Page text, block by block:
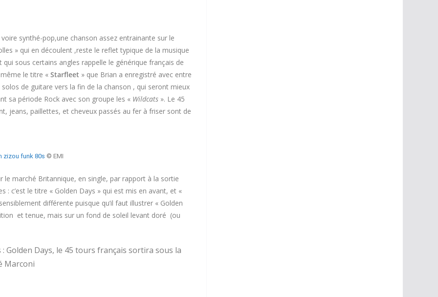
synthé-pop,une chanson assez entrainante sur le
» qui en découlent ,reste le reflet typique de la musique
sous certains angles rappelle le générique français de
le titre « Starfleet » que Brian a enregistré avec entre
de guitare vers la fin de la chanson , qui seront mieux
sa période Rock avec son groupe les « Wildcats ». Le 45
jeans, paillettes, et cheveux passés au fer à friser sont de
zizou funk 80s © EMI
marché Britannique, en single, par rapport à la sortie
: c’est le titre « Golden Days » qui est mis en avant, et «
différente puisque qu’il faut illustrer « Golden
et tenue, mais sur un fond de soleil levant doré (ou
Golden Days, le 45 tours français sortira sous la
Marconi